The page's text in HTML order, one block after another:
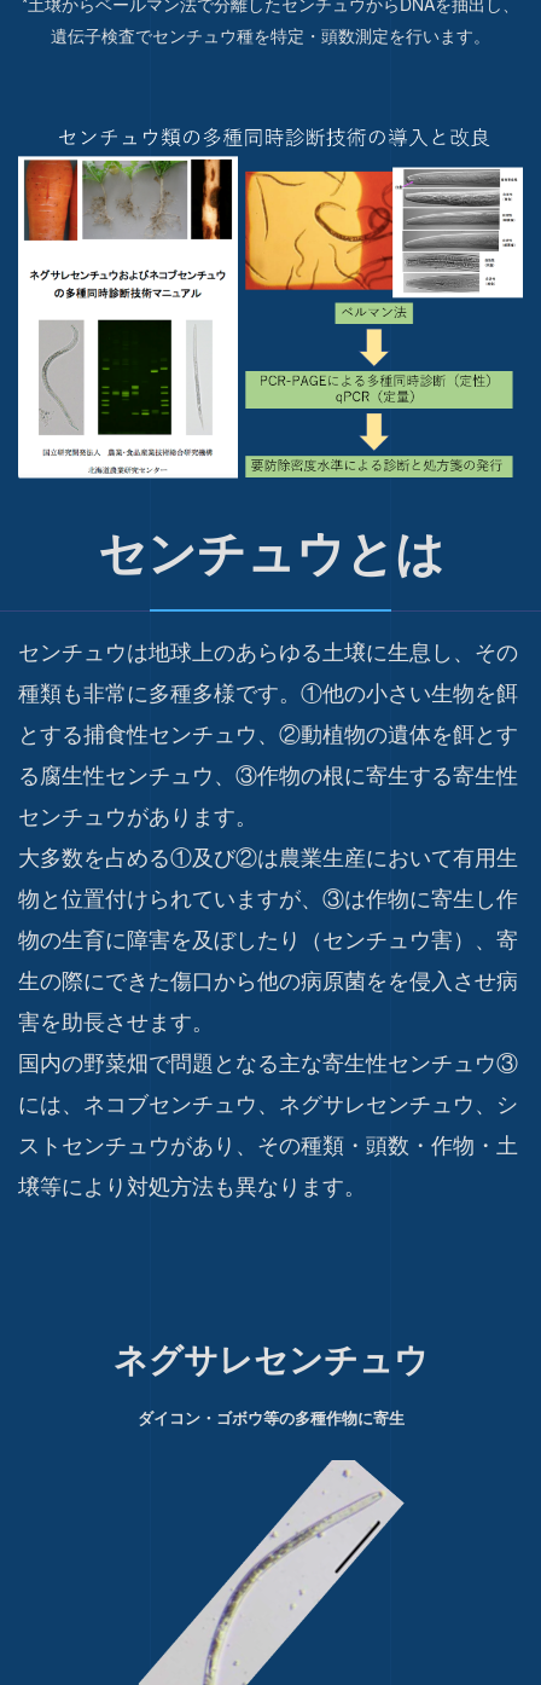
遺伝子検査でセンチュウ種を特定・頭数測定を行います。
センチュウとは
センチュウは地球上のあらゆる土壌に生息し、その
種類も非常に多種多様です。①他の小さい生物を餌
とする捕食性センチュウ、②動植物の遺体を餌とす
る腐生性センチュウ、③作物の根に寄生する寄生性
センチュウがあります。
大多数を占める①及び②は農業生産において有用生
物と位置付けられていますが、③は作物に寄生し作
物の生育に障害を及ぼしたり（センチュウ害）、寄
生の際にできた傷口から他の病原菌をを侵入させ病
害を助長させます。
国内の野菜畑で問題となる主な寄生性センチュウ③
には、ネコブセンチュウ、ネグサレセンチュウ、シ
ストセンチュウがあり、その種類・頭数・作物・土
壌等により対処方法も異なります。
ネグサレセンチュウ
ダイコン・ゴボウ等の多種作物に寄生